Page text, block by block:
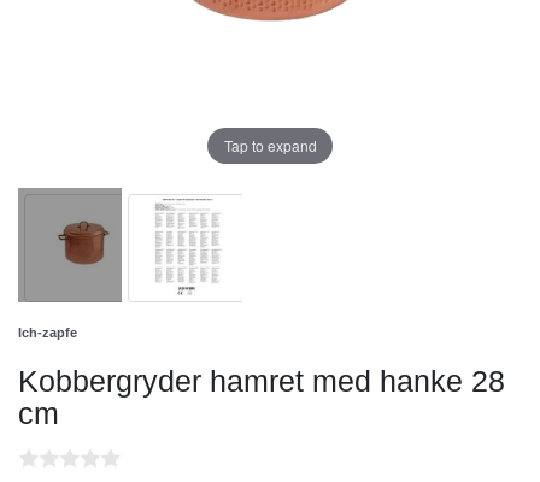
Tap to expand
Ich-zapfe
Kobbergryder hamret med hanke 28
сm